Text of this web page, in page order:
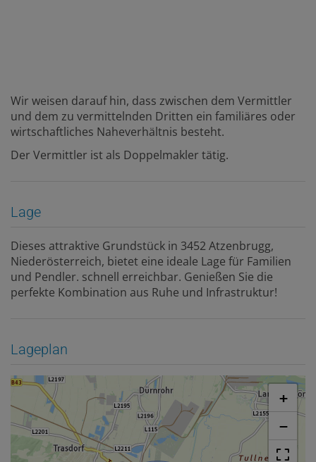
Wir weisen darauf hin, dass zwischen dem Vermittler
und dem zu vermittelnden Dritten ein familiäres oder
wirtschaftliches Naheverhältnis besteht.
Der Vermittler ist als Doppelmakler tätig.
Lage
Dieses attraktive Grundstück in 3452 Atzenbrugg,
Niederösterreich, bietet eine ideale Lage für Familien
und Pendler. schnell erreichbar. Genießen Sie die
perfekte Kombination aus Ruhe und Infrastruktur!
Lageplan
+
−